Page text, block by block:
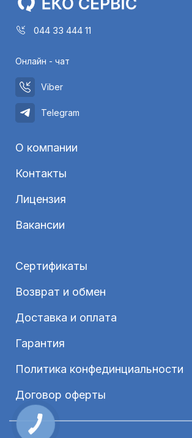
044 33 444 11
Онлайн - чат
Viber
Telegram
О компании
Контакты
Лицензия
Вакансии
Сертификаты
Возврат и обмен
Доставка и оплата
Гарантия
Политика конфединциальности
Договор оферты
КНОПКА
ЗВ'ЯЗКУ